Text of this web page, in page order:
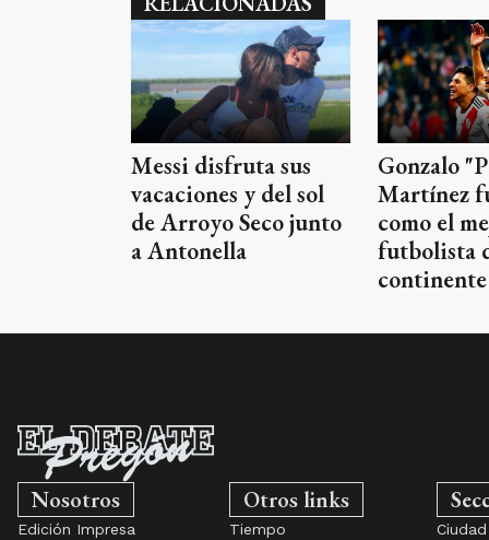
Messi disfruta sus
vacaciones y del sol
de Arroyo Seco junto
a Antonella
Gonzalo
Martínez
como el
futbolista
continente
Nosotros
Edición Impresa
Otros links
Tiempo Ciudad